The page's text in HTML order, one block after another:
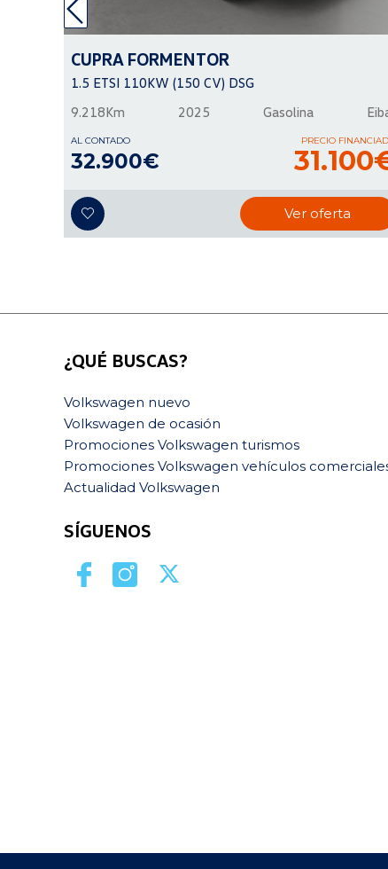
CUPRA FORMENTOR
1.5 ETSI 110KW (150 CV) DSG
9.218Km
2025 Gasolina
AL CONTADO
32.900€
PRECIO
Ver oferta
¿QUÉ BUSCAS?
Volkswagen nuevo
Volkswagen de ocasión
Promociones Volkswagen turismos
Promociones Volkswagen vehículos
Actualidad Volkswagen
SÍGUENOS